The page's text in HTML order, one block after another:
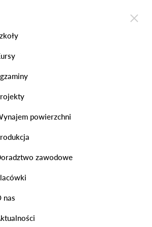
ZAKŁAD
powierzchni
zawodowe
nas
do uzyskania uprawień
/ dozoru urządzeń, instalacji i
wytwarzających,
energię elektryczną